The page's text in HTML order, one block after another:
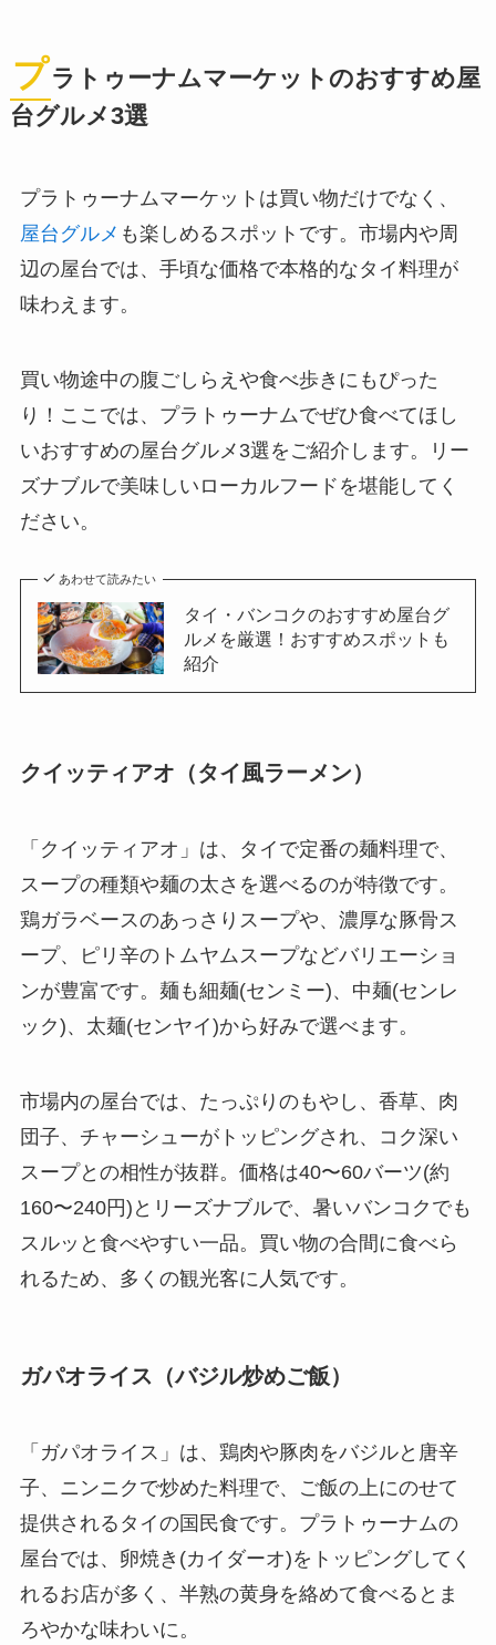
プラトゥーナムマーケットのおすすめ屋
台グルメ3選
プラトゥーナムマーケットは買い物だけでなく、
屋台グルメ も楽しめるスポットです。市場内や周
辺の屋台では、手頃な価格で本格的なタイ料理が
味わえます。
買い物途中の腹ごしらえや食べ歩きにもぴった
り！ここでは、プラトゥーナムでぜひ食べてほし
いおすすめの屋台グルメ3選をご紹介します。リー
ズナブルで美味しいローカルフードを堪能してく
ださい。
あわせて読みたい
タイ・バンコクのおすすめ屋台グ
ルメを厳選！おすすめスポットも
紹介
クイッティアオ（タイ風ラーメン）
「クイッティアオ」は、タイで定番の麺料理で、
スープの種類や麺の太さを選べるのが特徴です。
鶏ガラベースのあっさりスープや、濃厚な豚骨ス
ープ、ピリ辛のトムヤムスープなどバリエーショ
ンが豊富です。麺も細麺(センミー)、中麺(センレ
ック)、太麺(センヤイ)から好みで選べます。
市場内の屋台では、たっぷりのもやし、香草、肉
団子、チャーシューがトッピングされ、コク深い
スープとの相性が抜群。価格は40〜60バーツ(約
160〜240円)とリーズナブルで、暑いバンコクでも
スルッと食べやすい一品。買い物の合間に食べら
れるため、多くの観光客に人気です。
ガパオライス（バジル炒めご飯）
「ガパオライス」は、鶏肉や豚肉をバジルと唐辛
子、ニンニクで炒めた料理で、ご飯の上にのせて
提供されるタイの国民食です。プラトゥーナムの
屋台では、卵焼き(カイダーオ)をトッピングしてく
れるお店が多く、半熟の黄身を絡めて食べるとま
ろやかな味わいに。